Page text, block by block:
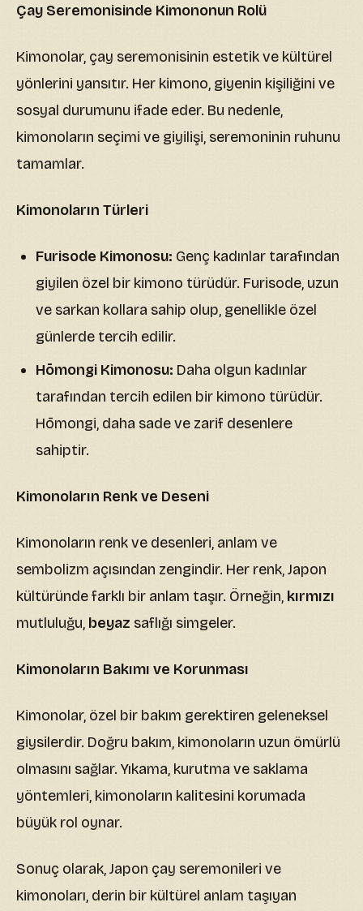
Çay Seremonisinde Kimononun Rolü
Kimonolar, çay seremonisinin estetik ve kültürel
yönlerini yansıtır. Her kimono, giyenin kişiliğini ve
sosyal durumunu ifade eder. Bu nedenle,
kimonoların seçimi ve giyilişi, seremoninin ruhunu
tamamlar.
Kimonoların Türleri
Furisode Kimonosu: Genç kadınlar tarafından
giyilen özel bir kimono türüdür. Furisode, uzun
ve sarkan kollara sahip olup, genellikle özel
günlerde tercih edilir.
Hōmongi Kimonosu: Daha olgun kadınlar
tarafından tercih edilen bir kimono türüdür.
Hōmongi, daha sade ve zarif desenlere
sahiptir.
Kimonoların Renk ve Deseni
Kimonoların renk ve desenleri, anlam ve
sembolizm açısından zengindir. Her renk, Japon
kültüründe farklı bir anlam taşır. Örneğin, kırmızı
mutluluğu, beyaz saflığı simgeler.
Kimonoların Bakımı ve Korunması
Kimonolar, özel bir bakım gerektiren geleneksel
giysilerdir. Doğru bakım, kimonoların uzun ömürlü
olmasını sağlar. Yıkama, kurutma ve saklama
yöntemleri, kimonoların kalitesini korumada
büyük rol oynar.
Sonuç olarak, Japon çay seremonileri ve
kimonoları, derin bir kültürel anlam taşıyan